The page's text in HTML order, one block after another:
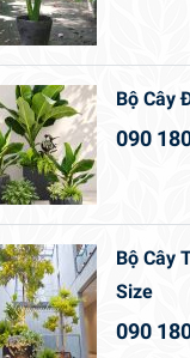
Bộ Cây
090
Bộ Cây
Size
090